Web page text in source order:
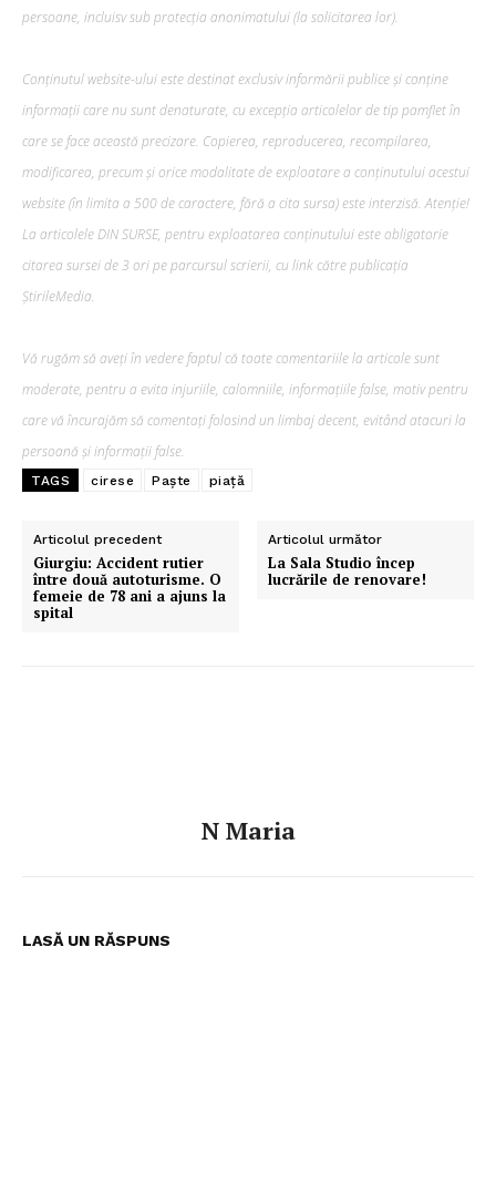
persoane, incluisv sub protecția anonimatului (la solicitarea lor).
Conținutul website-ului este destinat exclusiv informării publice și conține
informații care nu sunt denaturate, cu excepția articolelor de tip pamflet în
care se face această precizare. Copierea, reproducerea, recompilarea,
modificarea, precum şi orice modalitate de exploatare a conținutului acestui
website (în limita a 500 de caractere, fără a cita sursa) este interzisă. Atenție!
La articolele DIN SURSE, pentru exploatarea conținutului este obligatorie
citarea sursei de 3 ori pe parcursul scrierii, cu link către publicația
ȘtirileMedia.
Vă rugăm să aveți în vedere faptul că toate comentariile la articole sunt
moderate, pentru a evita injuriile, calomniile, informațiile false, motiv pentru
care vă încurajăm să comentați folosind un limbaj decent, evitând atacuri la
persoană și informații false.
TAGS cirese Paşte piaţă
Articolul precedent
Giurgiu: Accident rutier
între două autoturisme. O
femeie de 78 ani a ajuns la
spital
Articolul următor
La Sala Studio încep
lucrările de renovare!
N Maria
LASĂ UN RĂSPUNS